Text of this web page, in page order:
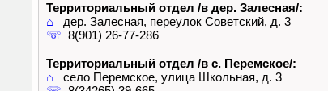
Территориальный отдел /в дер. Залесная/:
⌂ дер. Залесная, переулок Советский, д. 3
☏ 8(901) 26-77-286
Территориальный отдел /в с. Перемское/:
⌂ село Перемское, улица Школьная, д. 3